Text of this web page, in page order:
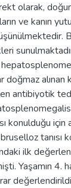
olarak,
ve kanın
antibiyotik
konulduğu için
tanısı
ilk
Yaşamın 4.